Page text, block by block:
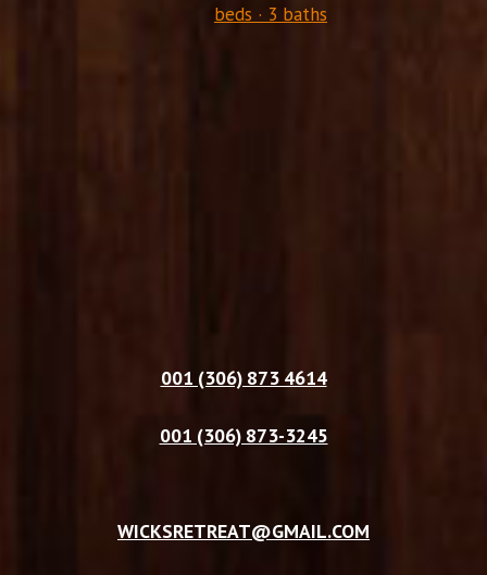
beds · 3 baths
001 (306) 873 4614
001 (306) 873-3245
WICKSRETREAT@GMAIL.COM